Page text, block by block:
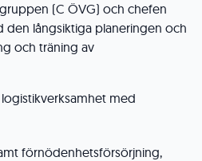
(C ÖVG) och chefen
den långsiktiga planeringen och
och träning av
med
förnödenhetsförsörjning,